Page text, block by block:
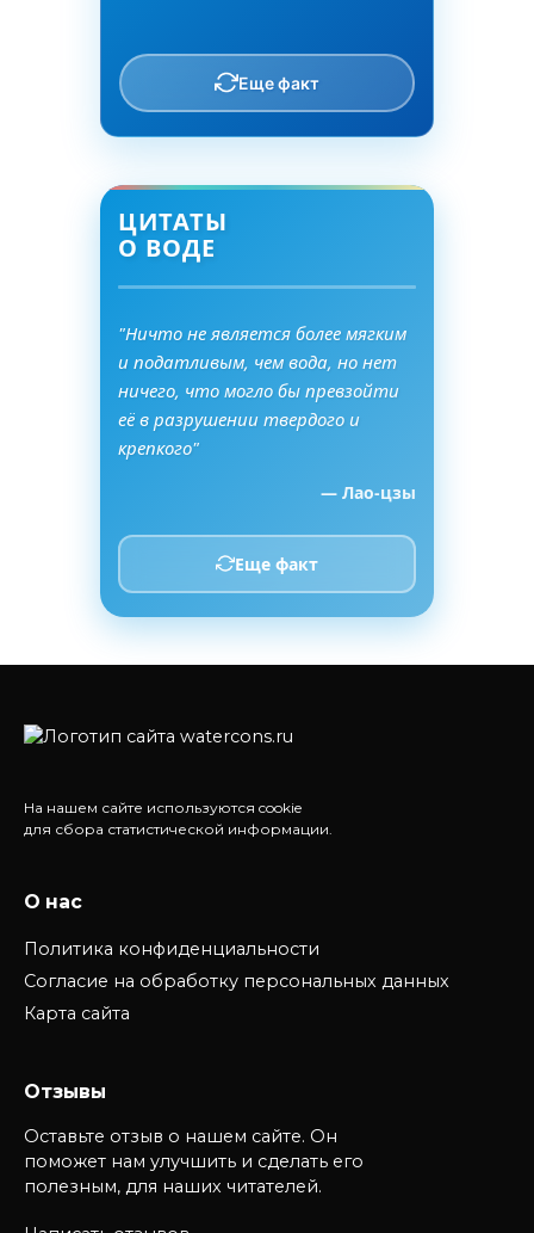
Еще факт
ЦИТАТЫ
О ВОДЕ
"Ничто не является более мягким
и податливым, чем вода, но нет
ничего, что могло бы превзойти
её в разрушении твердого и
крепкого"
— Лао-цзы
Еще факт
На нашем сайте используются cookie
для сбора статистической информации.
О нас
Политика конфиденциальности
Согласие на обработку персональных данных
Карта сайта
Отзывы
Оставьте отзыв о нашем сайте. Он
поможет нам улучшить и сделать его
полезным, для наших читателей.